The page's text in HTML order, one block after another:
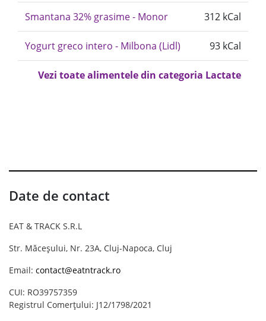
Smantana 32% grasime - Monor 312 kCal
Yogurt greco intero - Milbona (Lidl) 93 kCal
Vezi toate alimentele din categoria Lactate
Date de contact
EAT & TRACK S.R.L
Str. Măceșului, Nr. 23A, Cluj-Napoca, Cluj
Email: contact@eatntrack.ro
CUI: RO39757359
Registrul Comerțului: J12/1798/2021